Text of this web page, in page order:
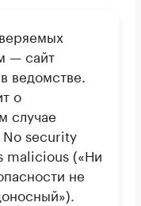
— сайт
ведомстве.
о
случае
No security
malicious («Ни
не